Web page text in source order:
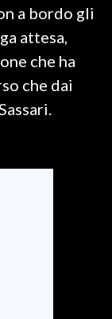
a bordo gli
attesa,
che ha
che dai